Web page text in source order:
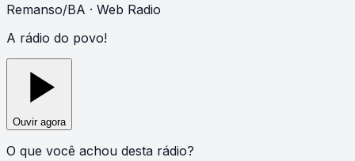
Remanso/BA · Web Radio
A rádio do povo!
Ouvir agora
O que você achou desta rádio?